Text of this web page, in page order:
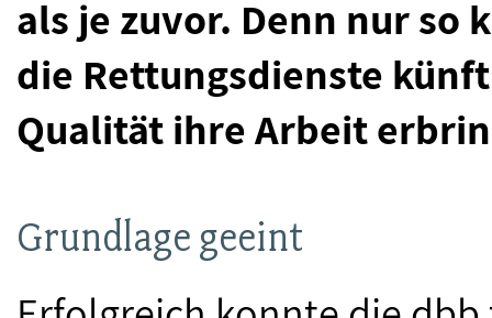
als je zuvor. Denn nur so
die Rettungsdienste
Qualität ihre Arbeit
Grundlage geeint